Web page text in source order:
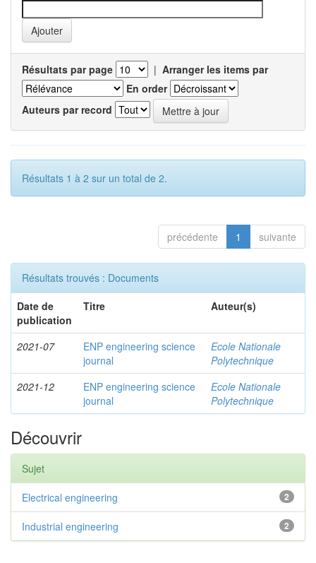
Résultats par page | Arranger les items par
En order
Auteurs par record
Résultats 1 à 2 sur un total de 2.
précédente 1 suivante
Résultats trouvés : Documents
Date de
publication
Titre Auteur(s)
2021-07
ENP engineering science
journal
Ecole Nationale
Polytechnique
2021-12
ENP engineering science
journal
Ecole Nationale
Polytechnique
Découvrir
Sujet
2
Electrical engineering
2
Industrial engineering